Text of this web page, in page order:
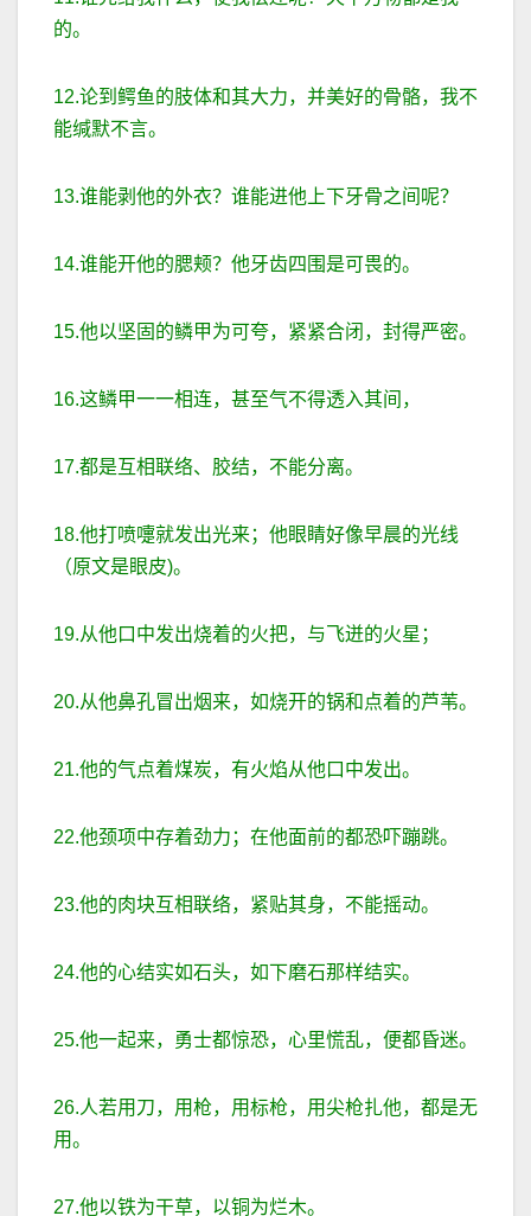
的。
12.论到鳄鱼的肢体和其大力，并美好的骨骼，我不
能缄默不言。
13.谁能剥他的外衣？谁能进他上下牙骨之间呢？
14.谁能开他的腮颊？他牙齿四围是可畏的。
15.他以坚固的鳞甲为可夸，紧紧合闭，封得严密。
16.这鳞甲一一相连，甚至气不得透入其间，
17.都是互相联络、胶结，不能分离。
18.他打喷嚏就发出光来；他眼睛好像早晨的光线
（原文是眼皮)。
19.从他口中发出烧着的火把，与飞迸的火星；
20.从他鼻孔冒出烟来，如烧开的锅和点着的芦苇。
21.他的气点着煤炭，有火焰从他口中发出。
22.他颈项中存着劲力；在他面前的都恐吓蹦跳。
23.他的肉块互相联络，紧贴其身，不能摇动。
24.他的心结实如石头，如下磨石那样结实。
25.他一起来，勇士都惊恐，心里慌乱，便都昏迷。
26.人若用刀，用枪，用标枪，用尖枪扎他，都是无
用。
27.他以铁为干草，以铜为烂木。